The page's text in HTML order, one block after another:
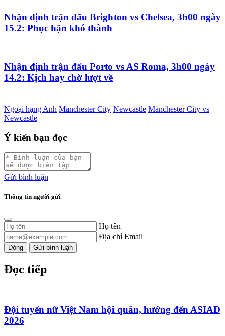
Nhận định trận đấu Brighton vs Chelsea, 3h00 ngày
15.2: Phục hận khó thành
Nhận định trận đấu Porto vs AS Roma, 3h00 ngày
14.2: Kịch hay chờ lượt về
Ngoại hạng Anh Manchester City Newcastle Manchester City vs
Newcastle
Ý kiến bạn đọc
Gửi bình luận
Thông tin người gửi
Họ tên
Địa chỉ Email
Đóng Gửi bình luận
Đọc tiếp
Đội tuyển nữ Việt Nam hội quân, hướng đến ASIAD
2026